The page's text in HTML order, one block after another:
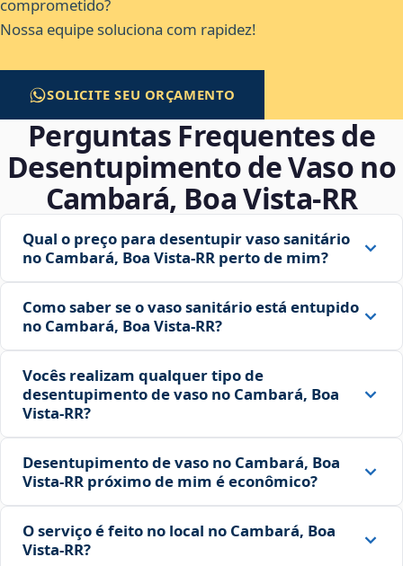
comprometido?
Nossa equipe soluciona com rapidez!
SOLICITE SEU ORÇAMENTO
Perguntas Frequentes de
Desentupimento de Vaso no
Cambará, Boa Vista‑RR
Qual o preço para desentupir vaso sanitário
no Cambará, Boa Vista‑RR perto de mim?
Como saber se o vaso sanitário está entupido
no Cambará, Boa Vista‑RR?
Vocês realizam qualquer tipo de
desentupimento de vaso no Cambará, Boa
Vista‑RR?
Desentupimento de vaso no Cambará, Boa
Vista‑RR próximo de mim é econômico?
O serviço é feito no local no Cambará, Boa
Vista‑RR?